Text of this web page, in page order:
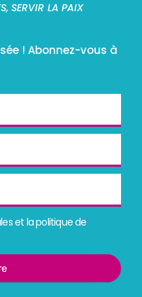
SERVIR LA PAIX
! Abonnez-vous à
et la politique de